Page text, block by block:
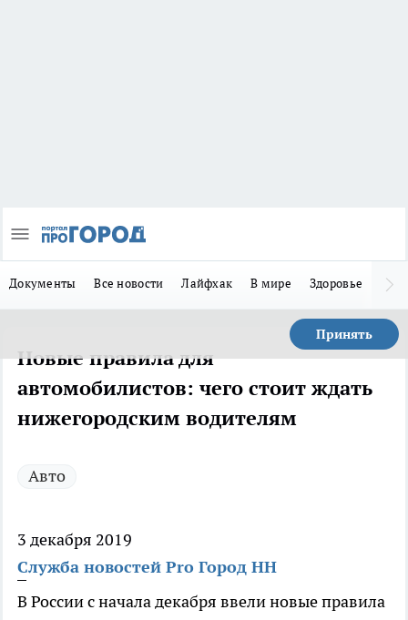
Документы Все новости Лайфхак В мире Здоровье
Принять
Новые правила для
автомобилистов: чего стоит ждать
нижегородским водителям
Авто
3 декабря 2019
Служба новостей Pro Город НН
В России с начала декабря ввели новые правила